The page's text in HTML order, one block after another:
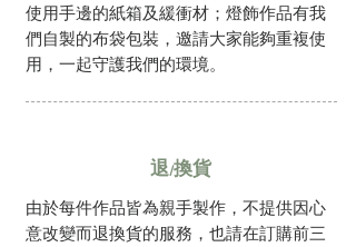
使用手邊的紙箱及緩衝材；燈飾作品有我
們自製的布袋包裝，邀請大家能夠重複使
用，一起守護我們的環境。
退/換貨
由於每件作品皆為親手製作，不提供因心
意改變而退換貨的服務，也請在訂購前三